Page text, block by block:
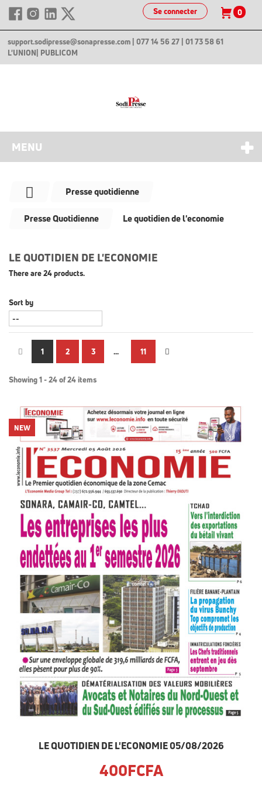
Se connecter 0
support.sodipresse@sonapresse.com | 077 14 56 27 | 01 73 58 61
L'UNION | PUBLICOM
MENU
Presse quotidienne
Presse Quotidienne Le quotidien de l'economie
LE QUOTIDIEN DE L'ECONOMIE
There are 24 products.
Sort by
1 2 3 ... 11
Showing 1 - 24 of 24 items
NEW
LE QUOTIDIEN DE L'ECONOMIE 05/08/2026
400FCFA